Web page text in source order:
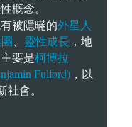
概念。
被隱暪的外星人
、 靈性成長 ，地
主要是柯博拉
Fulford) ，以
社會。